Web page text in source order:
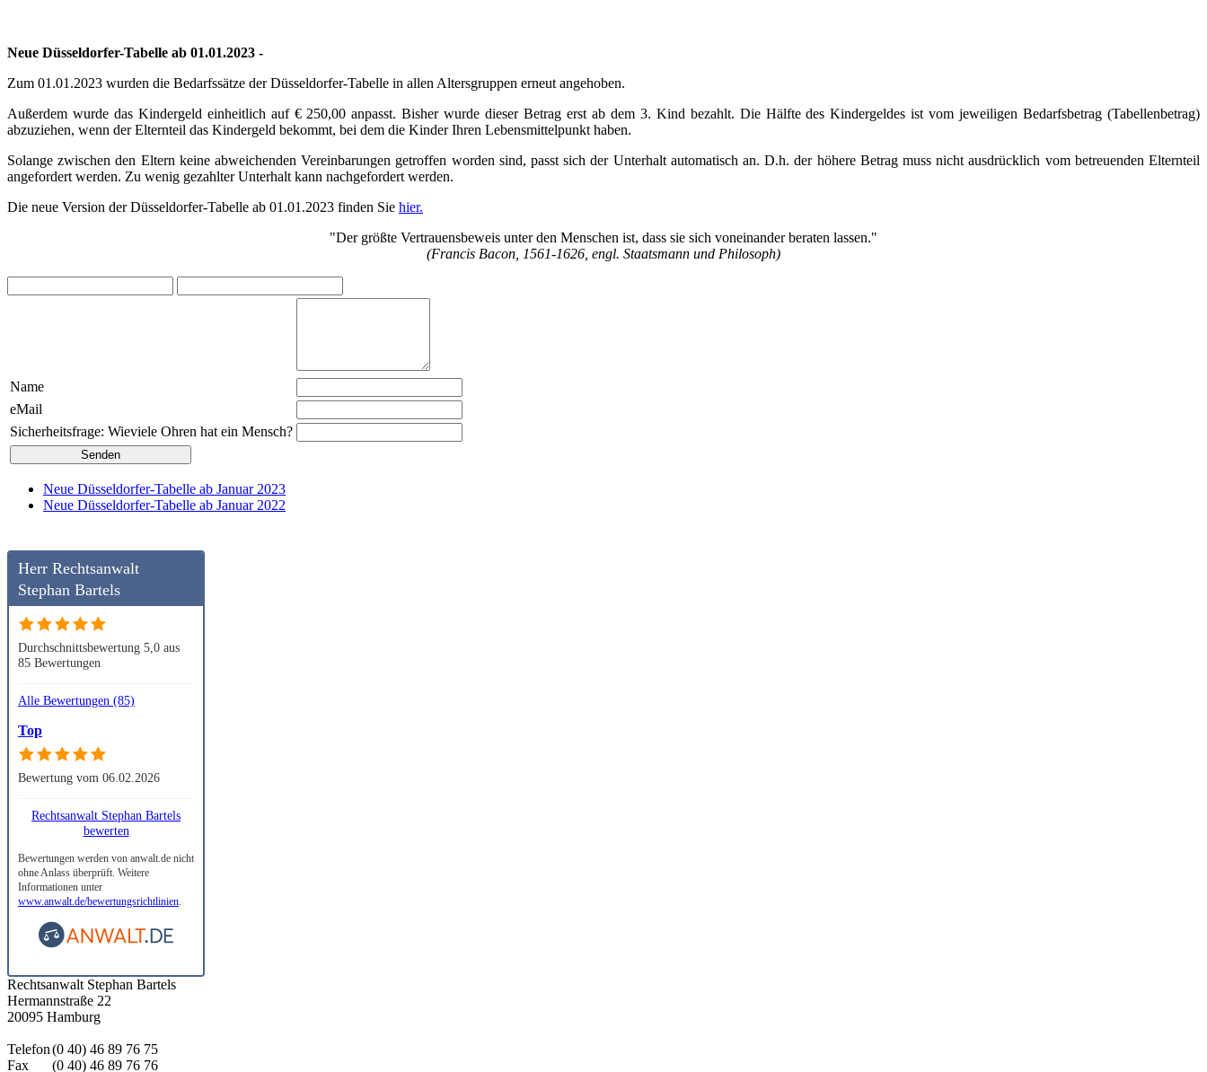
Neue Düsseldorfer-Tabelle ab 01.01.2023 -
Zum 01.01.2023 wurden die Bedarfssätze der Düsseldorfer-Tabelle in allen Altersgruppen erneut angehoben.
Außerdem wurde das Kindergeld einheitlich auf € 250,00 anpasst. Bisher wurde dieser Betrag erst ab dem 3. Kind bezahlt. Die Hälfte des Kindergeldes ist vom jeweiligen Bedarfsbetrag (Tabellenbetrag)
abzuziehen, wenn der Elternteil das Kindergeld bekommt, bei dem die Kinder Ihren Lebensmittelpunkt haben.
Solange zwischen den Eltern keine abweichenden Vereinbarungen getroffen worden sind, passt sich der Unterhalt automatisch an. D.h. der höhere Betrag muss nicht ausdrücklich vom betreuenden Elternteil
angefordert werden. Zu wenig gezahlter Unterhalt kann nachgefordert werden.
Die neue Version der Düsseldorfer-Tabelle ab 01.01.2023 finden Sie hier.
"Der größte Vertrauensbeweis unter den Menschen ist, dass sie sich voneinander beraten lassen."
(Francis Bacon, 1561-1626, engl. Staatsmann und Philosoph)
Name
eMail
Sicherheitsfrage: Wieviele Ohren hat ein Mensch?
Neue Düsseldorfer-Tabelle ab Januar 2023
Neue Düsseldorfer-Tabelle ab Januar 2022
Herr Rechtsanwalt
Stephan Bartels
Durchschnittsbewertung 5,0 aus
85 Bewertungen
Alle Bewertungen (85)
Top
Bewertung vom 06.02.2026
Rechtsanwalt Stephan Bartels
bewerten
Bewertungen werden von anwalt.de nicht
ohne Anlass überprüft. Weitere
Informationen unter
www.anwalt.de/bewertungsrichtlinien.
Rechtsanwalt Stephan Bartels
Hermannstraße 22
20095 Hamburg
Telefon(0 40) 46 89 76 75
Fax
(0 40) 46 89 76 76